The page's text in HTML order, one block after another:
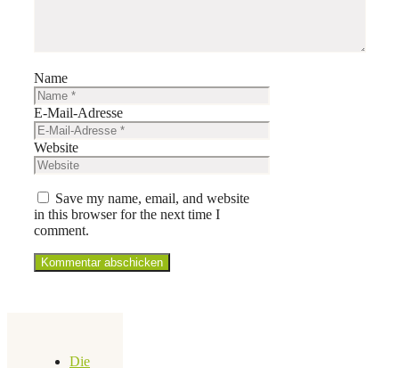
Name
E-Mail-Adresse
Website
Save my name, email, and website
in this browser for the next time I
comment.
Die